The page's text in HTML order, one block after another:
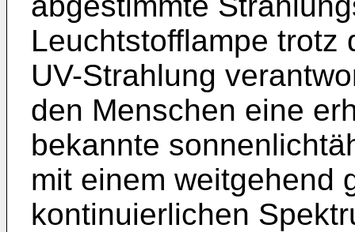
Leuchtstofflampe trotz
UV-Strahlung
den Menschen eine
bekannte
mit einem weitgehend
kontinuierlichen